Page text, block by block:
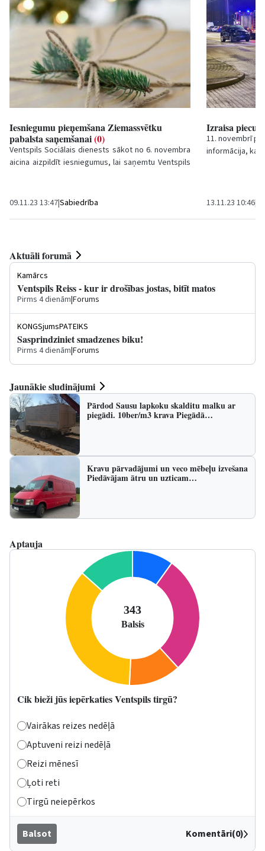
Iesniegumu pieņemšana Ziemassvētku
pabalsta saņemšanai(0)
Ventspils Sociālais dienests sākot no 6. novembra
aicina aizpildīt iesniegumus, lai saņemtu Ventspils
09.11.23 13:47|Sabiedrība
Izraisa piecu
11. novembrī
informācija, ka
13.11.23 10:46|
Aktuāli forumā
Kamārcs
Ventspils Reiss - kur ir drošības jostas, bitīt matos
Pirms 4 dienām|Forums
KONGSjumsPATEIKS
Sasprindziniet smadzenes biku!
Pirms 4 dienām|Forums
Jaunākie sludinājumi
Pārdod Sausu lapkoku skalditu malku ar
piegādi. 10ber/m3 krava Piegādā…
Kravu pārvadājumi un veco mēbeļu izvešana
Piedāvājam ātru un uzticam…
Aptauja
Cik bieži jūs iepērkaties Ventspils tirgū?
Vairākas reizes nedēļā
Aptuveni reizi nedēļā
Reizi mēnesī
Ļoti reti
Tirgū neiepērkos
Balsot Komentāri(0)